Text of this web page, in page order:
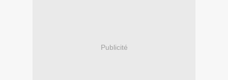
Publicité